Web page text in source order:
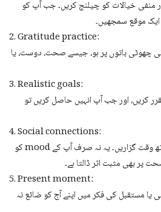
منفی خیالات کو چیلنج کریں۔ جب آپ کو
موقع سمجھیں۔
2. Gratitude practice:
چھوٹی باتوں پر ہو، جیسے صحت، دوست، یا
3. Realistic goals:
کریں، اور جب آپ انہیں حاصل کریں تو
4. Social connections:
اپنے دوستوں اور خاندان کے ساتھ وقت گزاریں۔ یہ نہ صرف آپ کے mood کو
پر بھی مثبت اثر ڈالتا ہے۔
5. Present moment:
مستقبل کی فکر میں اپنے آج کو ضائع نہ